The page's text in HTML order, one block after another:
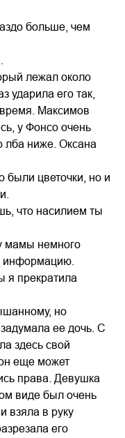
больше, чем
лежал около
ударила его так,
время. Максимов
у Фонсо очень
лба ниже. Оксана
были цветочки, но и
что насилием ты
мамы немного
информацию.
я прекратила
но
ее дочь. С
здесь свой
еще может
права. Девушка
виде был очень
взяла в руку
его